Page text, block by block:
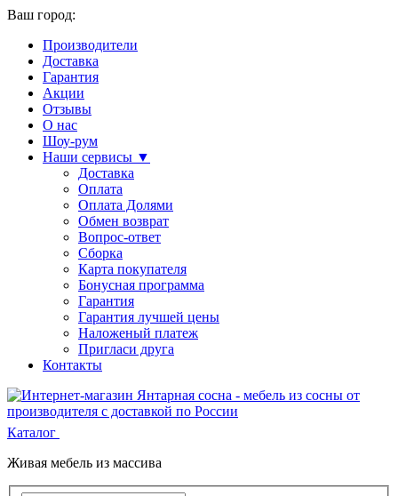
Ваш город:
Производители
Доставка
Гарантия
Акции
Отзывы
О нас
Шоу-рум
Наши сервисы ▼
Доставка
Оплата
Оплата Долями
Обмен возврат
Вопрос-ответ
Сборка
Карта покупателя
Бонусная программа
Гарантия
Гарантия лучшей цены
Наложеный платеж
Пригласи друга
Контакты
Каталог
Живая мебель из массива